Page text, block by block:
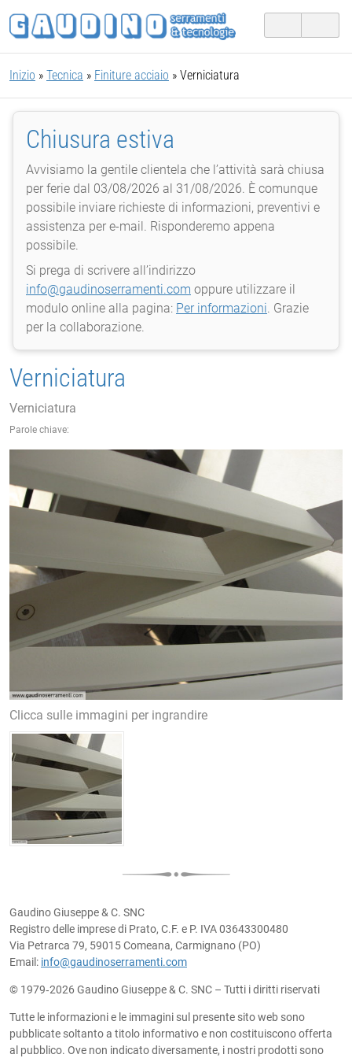
Inizio » Tecnica » Finiture acciaio » Verniciatura
Chiusura estiva
Avvisiamo la gentile clientela che l’attività sarà chiusa
per ferie dal 03/08/2026 al 31/08/2026. È comunque
possibile inviare richieste di informazioni, preventivi e
assistenza per e-mail. Risponderemo appena
possibile.
Si prega di scrivere all’indirizzo
info@gaudinoserramenti.com oppure utilizzare il
modulo online alla pagina: Per informazioni. Grazie
per la collaborazione.
Verniciatura
Verniciatura
Parole chiave:
Clicca sulle immagini per ingrandire
Gaudino Giuseppe & C. SNC
Registro delle imprese di Prato, C.F. e P. IVA 03643300480
Via Petrarca 79, 59015 Comeana, Carmignano (PO)
Email: info@gaudinoserramenti.com
© 1979‐2026 Gaudino Giuseppe & C. SNC – Tutti i diritti riservati
Tutte le informazioni e le immagini sul presente sito web sono
pubblicate soltanto a titolo informativo e non costituiscono offerta
al pubblico. Ove non indicato diversamente, i nostri prodotti sono